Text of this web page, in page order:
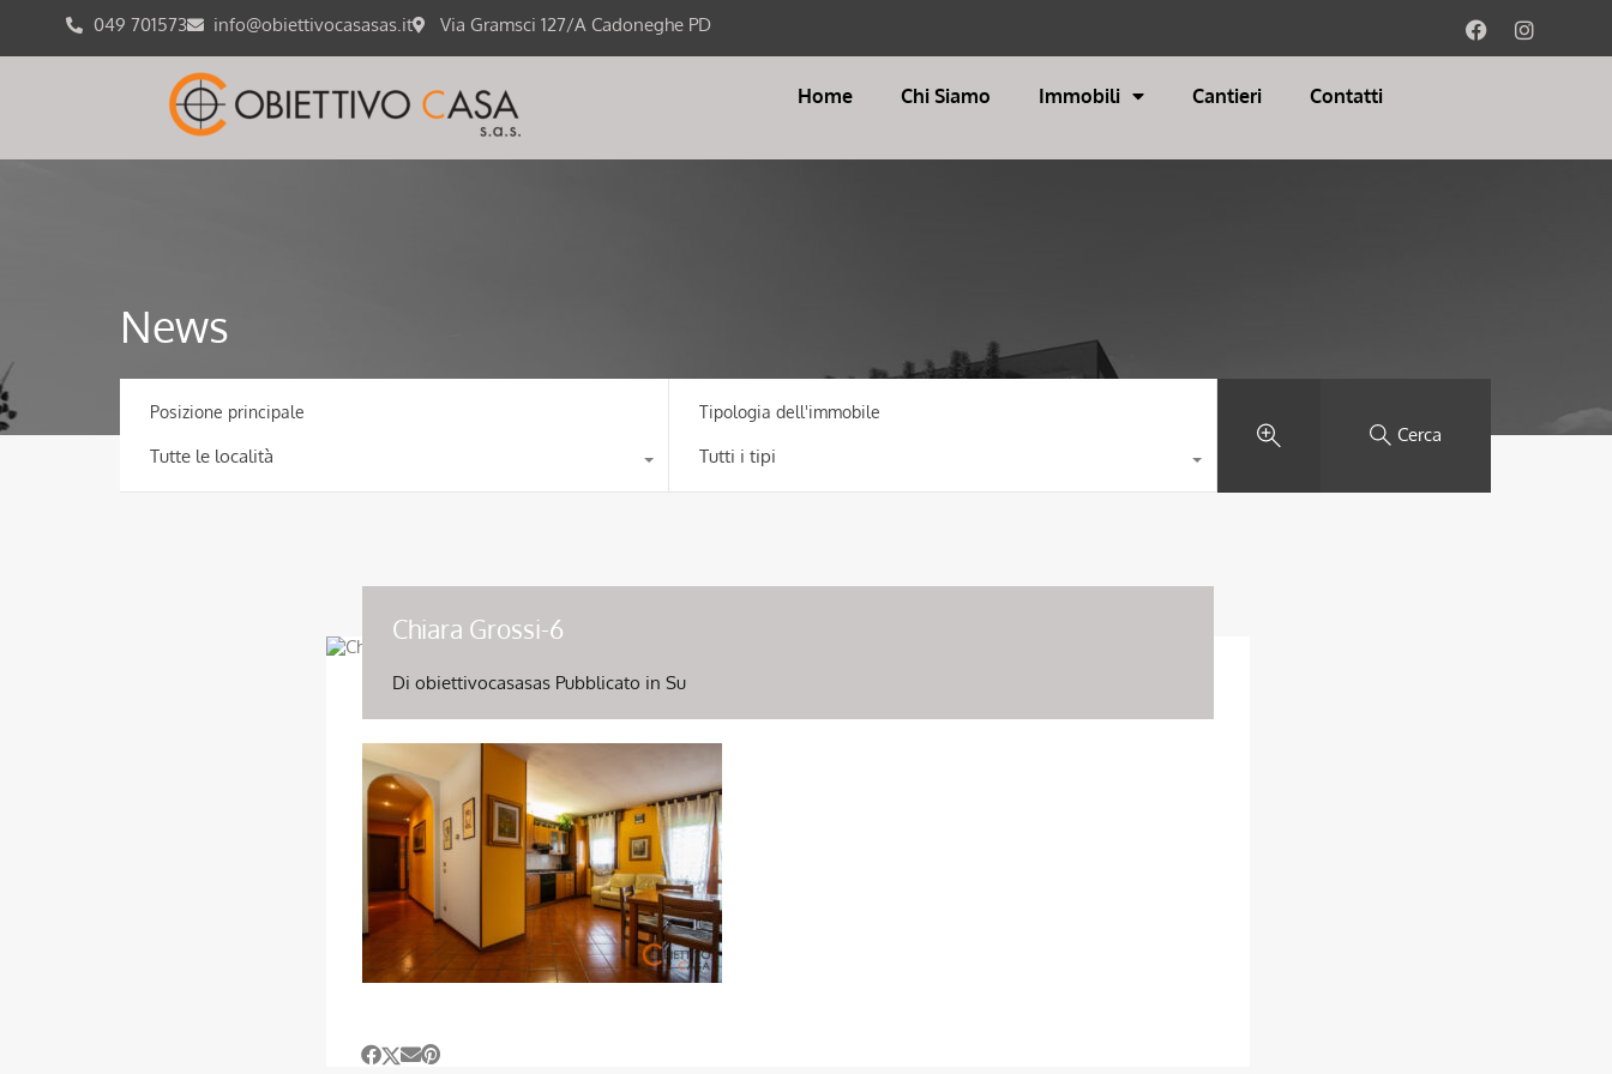
049 701573 info@obiettivocasasas.it Via Gramsci 127/A Cadoneghe PD
Home Chi Siamo Immobili Cantieri Contatti
News
Posizione principale
Tutte le località
Tipologia dell'immobile
Tutti i tipi
Cerca
Chiara Grossi-6
Di obiettivocasasasPubblicato in Su